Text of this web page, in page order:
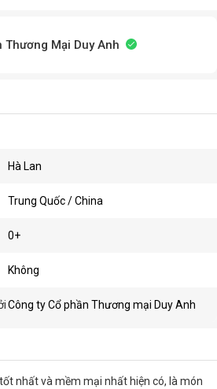
Thương Mại Duy Anh
Hà Lan
Trung Quốc / China
0+
Không
Công ty Cổ phần Thương mại Duy Anh
nhất và mềm mại nhất hiện có, là món